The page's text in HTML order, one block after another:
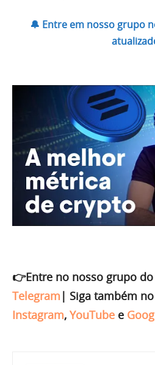
🔔 Entre em nosso grupo
👉Entre no nosso grupo do
Telegram | Siga também no
Instagram, YouTube e